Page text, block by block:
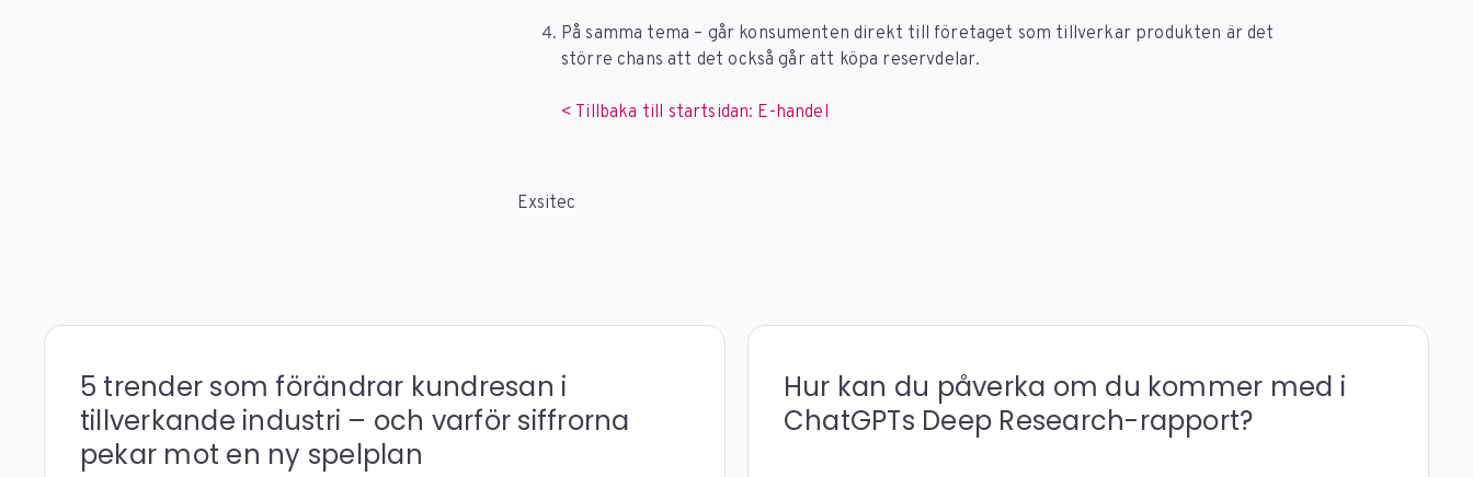
På samma tema – går konsumenten direkt till företaget som tillverkar produkten är det
större chans att det också går att köpa reservdelar.
< Tillbaka till startsidan: E-handel
Exsitec
5 trender som förändrar kundresan i
tillverkande industri – och varför siffrorna
pekar mot en ny spelplan
Hur kan du påverka om du kommer med i
ChatGPTs Deep Research-rapport?